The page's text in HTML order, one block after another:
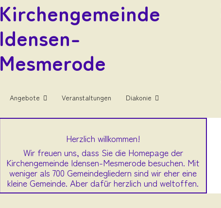
Kirchengemeinde
Idensen-
Mesmerode
Angebote Veranstaltungen Diakonie
Herzlich willkommen!
Wir freuen uns, dass Sie die Homepage der
Kirchengemeinde Idensen-Mesmerode besuchen. Mit
weniger als 700 Gemeindegliedern sind wir eher eine
kleine Gemeinde. Aber dafür herzlich und weltoffen.